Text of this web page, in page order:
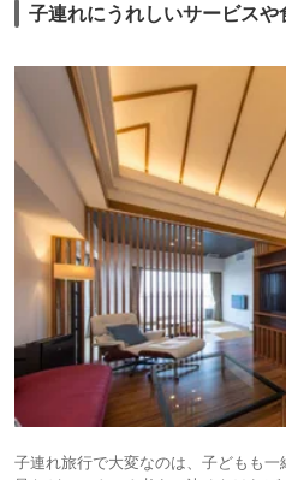
子連れにうれしいサービスや
子連れ旅行で大変なのは、子どもも